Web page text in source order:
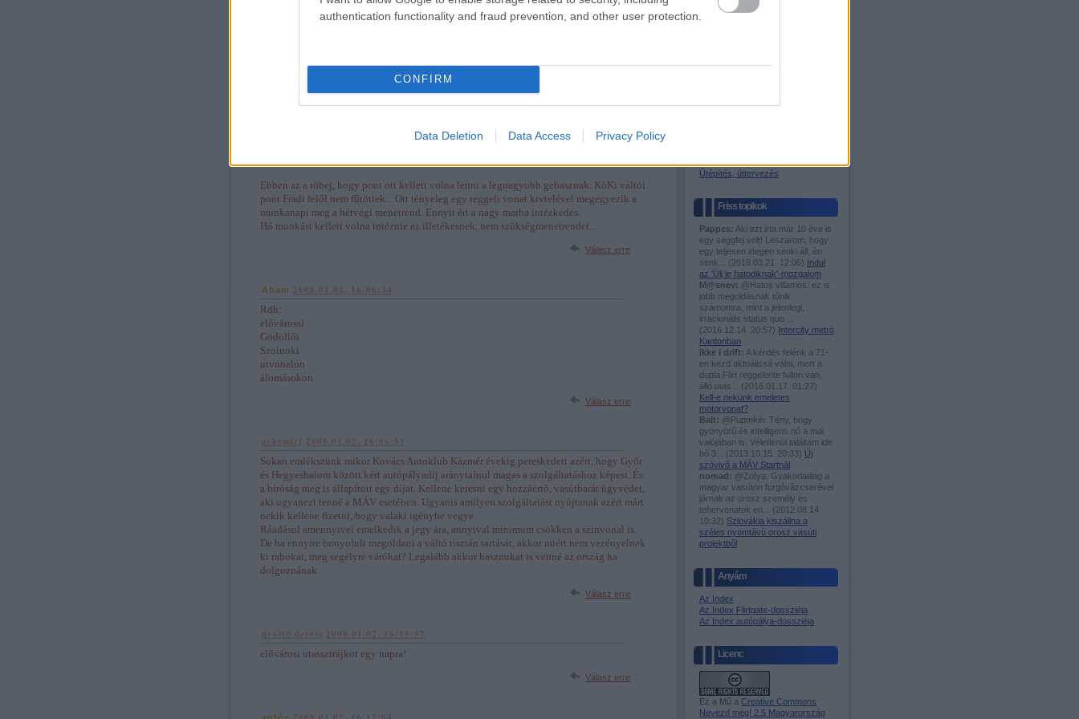
authentication functionality and fraud prevention, and other user protection.
CONFIRM
Data Deletion Data Access Privacy Policy
BKV-figyelő
Ütemes menetrend
Útépítés, úttervezés
Friss topikok
Pappcs: Aki ezt irta már 10 ève is
egy seggfej volt! Leszarom, hogy
egy teljesen idegen senki áll, èn
senk... (2018.03.21. 12:06) Indul
az 'Ülj le hatodiknak'-mozgalom
M@snev: @Hatos villamos: ez is
jobb megoldásnak tűnik
számomra, mint a jelenlegi,
irracionális status quo ...
(2016.12.14. 20:57) Intercity metró
Kantonban
ikke i drift: A kérdés felénk a 71-
en kezd aktuálissá válni, mert a
dupla Flirt reggelente fullon van,
álló utas... (2016.01.17. 01:27)
Kell-e nekünk emeletes
motorvonat?
Balt: @Pupmkin: Tény, hogy
gyönyörű és intelligens nő a mai
valójában is. Véletlenül találtam ide
bő 3... (2013.10.15. 20:33) Új
szóvivő a MÁV Startnál
nomad: @Zotya: Gyakorlatilag a
magyar vasúton forgóvázcserével
járnak az orosz személy és
tehervonatok en... (2012.08.14.
10:32) Szlovákia kiszállna a
széles nyomtávú orosz vasúti
projektből
Anyám
Az Index
Az Index Flirtgate-dossziéja
Az Index autópálya-dossziéja
Licenc
Ez a Mű a Creative Commons
Nevezd meg! 2.5 Magyarország
Szóvel ez nem járna szombaton, de a Szolnoki igen, most akkor jár vagy nem?
"A mai napon nekem \"szerencsém volt\" mert nálunk majdnem megegyezik a menetrend
Ebben az a röhej, hogy pont ott kellett volna lenni a legnagyobb gebasznak. KöKi váltói
pont Fradi felől nem fűtöttek... Ott tényeleg egy reggeli vonat kivtelével megegyezik a
munkanapi meg a hétvégi menetrend. Ennyit ért a nagy marha intézkedés.
Hó munkást kellett volna intéznie az illetékesnek, nem szükségmenetrendet...
Válasz erre
Aham 2008.01.02. 16:06:34
Rdh:
elővárossi
Gödöllői
Szolnoki
utvonalon
álomásokon
Válasz erre
nekemirj 2008.01.02. 16:06:51
Sokan emlékszünk mikor Kovács Autoklub Kázmér évekig pereskedett azért, hogy Győr
és Hegyeshalom között kért autópályadíj aránytalnul magas a szolgáltatáshoz képest. És
a bíróság meg is állapított egy díjat. Kellene keresni egy hozzáértő, vasútbarát ügyvédet,
aki ugyanezt tenné a MÁV esetében. Ugyanis amilyen szolgáltatást nyújtanak azért márt
nekik kellene fizetni, hogy valaki igénybe vegye.
Ráadásul amennyivel emelkedik a jegy ára, annyival minimum csökken a szinvonal is.
De ha ennyire bonyolult megoldani a váltó tisztán tartását, akkor miért nem vezényelnek
ki rabokat, meg segélyre várókat? Legalább akkor hasznukat is venné az ország ha
dolgoznának
Válasz erre
üvöltő dervis 2008.01.02. 16:15:57
elővárosi utassztrájkot egy napra!
Válasz erre